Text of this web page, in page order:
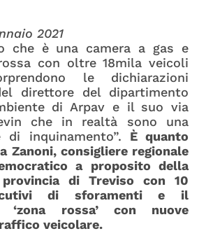
2021
che è una camera a gas e
con oltre 18mila veicoli
le dichiarazioni
direttore del dipartimento
di Arpav e il suo via
che in realtà sono una
di inquinamento”.
È quanto
Zanoni, consigliere regionale
a proposito della
di Treviso con 10
di sforamenti e il
‘zona rossa’ con nuove
veicolare.